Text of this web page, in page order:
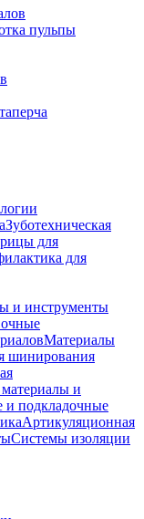
пульпы
Зуботехническая
для
для
и инструменты
Материалы
шинирования
и
подкладочные
Артикуляционная
Системы изоляции